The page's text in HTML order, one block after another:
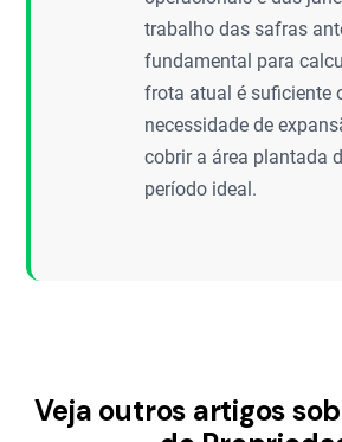
trabalho das safras
fundamental para
frota atual é suficiente
necessidade de
cobrir a área plantada
período ideal.
Veja outros artigos